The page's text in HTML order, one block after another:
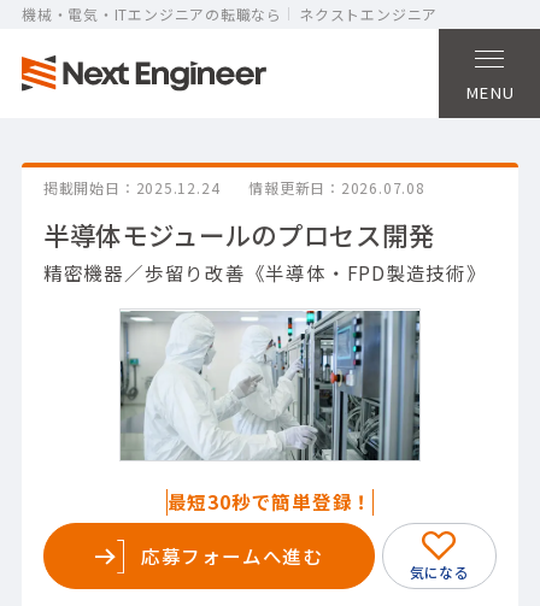
機械・電気・ITエンジニアの転職なら ネクストエンジニア
MENU
掲載開始日 2025.12.24 情報更新日 2026.07.08
半導体モジュールのプロセス開発
精密機器／歩留り改善《半導体・FPD製造技術》
最短30秒で簡単登録！
応募フォームへ進む